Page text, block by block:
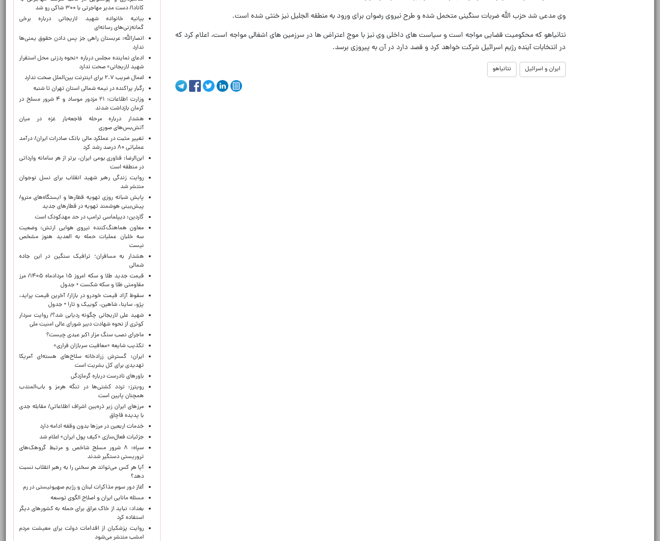
وی مدعی شد حزب ‌الله ضربات سنگینی متحمل شده و طرح نیروی رضوان برای ورود به منطقه الجلیل نیز خنثی شده است.
نتانیاهو که محکومیت قضایی مواجه است و سیاست های داخلی وی نیز با موج اعتراض ها در سرزمین های اشغالی مواجه است، اعلام کرد که
در انتخابات آینده رژیم اسرائیل شرکت خواهد کرد و قصد دارد در آن به پیروزی برسد.
ایران و اسرائیل نتانیاهو
کانادا/ دست مدیر مهاجرتی با ۳۰۰ شاکی رو شد
بیانیه خانواده شهید لاریجانی درباره برخی
گمانه‌زنی‌های رسانه‌ای
انصارالله: عربستان راهی جز پس دادن حقوق یمنی‌ها
ندارد
ادعای نماینده مجلس درباره «نحوه ردزنی محل استقرار
شهید لاریجانی» صحت ندارد
اعمال ضریب ۲.۷ برای اینترنت بین‌الملل صحت ندارد
رگبار پراکنده در نیمه شمالی استان تهران تا شنبه
وزارت اطلاعات: ۲۱ مزدور موساد و ۴ شرور مسلح در
کرمان بازداشت شدند
هشدار درباره مرحله فاجعه‌بار غزه در میان
آتش‌بس‌های صوری
تغییر مثبت در عملکرد مالی بانک صادرات ایران/ درآمد
عملیاتی ۸۰ درصد رشد کرد
ابن‌الرضا: فناوری بومی ایران، برتر از هر سامانه وارداتی
در منطقه است
روایت زندگی رهبر شهید انقلاب برای نسل نوجوان
منتشر شد
پایش شبانه روزی تهویه قطارها و ایستگاه‌های مترو/
پیش‌بینی هوشمند تهویه در قطارهای جدید
گاردین: دیپلماسی ترامپ در حد مهدکودک است
معاون هماهنگ‌کننده نیروی هوایی ارتش: وضعیت
سه خلبان عملیات حمله به العدید هنوز مشخص
نیست
هشدار به مسافران؛ ترافیک سنگین در این جاده
شمالی
قیمت جدید طلا و سکه امروز ۱۵ مردادماه ۱۴۰۵/ مرز
مقاومتی طلا و سکه شکست + جدول
سقوط آزاد قیمت خودرو در بازار/ آخرین قیمت پراید،
پژو، ساینا، شاهین، کوییک و تارا + جدول
شهید علی لاریجانی چگونه ردیابی شد؟/ روایت سردار
کوثری از نحوه شهادت دبیر شورای عالی امنیت ملی
ماجرای نصب سنگ مزار اکبر عبدی چیست؟
تکذیب شایعه «معافیت سربازان فراری»
ایران: گسترش زرادخانه سلاح‌های هسته‌ای آمریکا
تهدیدی برای کل بشریت است
باورهای نادرست درباره گرمازدگی
رویترز: تردد کشتی‌ها در تنگه هرمز و باب‌المندب
همچنان پایین است
مرزهای ایران زیر ذره‌بین اشراف اطلاعاتی/ مقابله جدی
با پدیده قاچاق
خدمات اربعین در مرزها بدون وقفه ادامه دارد
جزئیات فعال‌سازی «کیف پول ایران» اعلام شد
سپاه: ۸ شرور مسلح شاخص و مرتبط گروهک‌های
تروریستی دستگیر شدند
آیا هر کس می‌تواند هر سخنی را به رهبر انقلاب نسبت
دهد؟
آغاز دور سوم مذاکرات لبنان و رژیم صهیونیستی در رم
مسئله مانایی ایران و اصلاح الگوی توسعه
بغداد: نباید از خاک عراق برای حمله به کشورهای دیگر
استفاده کرد
روایت پزشکیان از اقدامات دولت برای معیشت مردم
امشب منتشر می‌شود